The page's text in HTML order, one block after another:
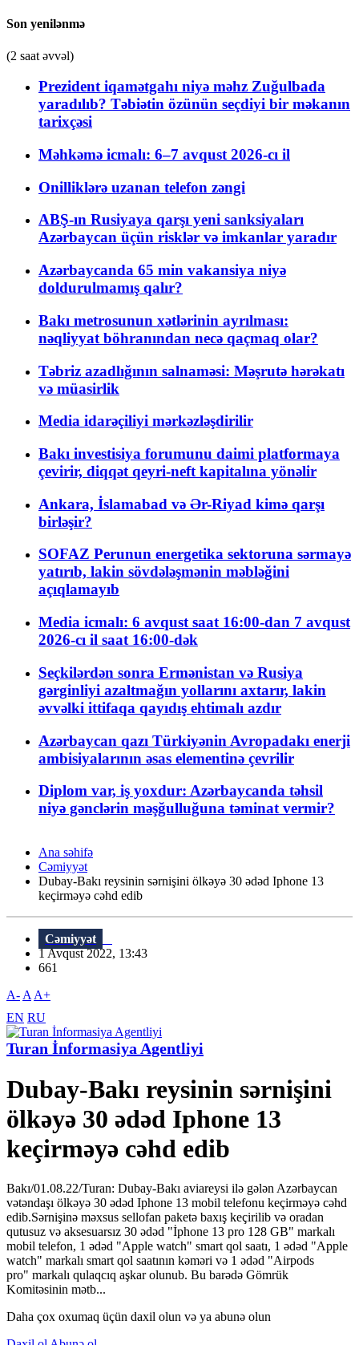
Son yenilənmə
(2 saat əvvəl)
Prezident iqamətgahı niyə məhz Zuğulbada
yaradılıb? Təbiətin özünün seçdiyi bir məkanın
tarixçəsi
Məhkəmə icmalı: 6–7 avqust 2026-cı il
Onilliklərə uzanan telefon zəngi
ABŞ-ın Rusiyaya qarşı yeni sanksiyaları
Azərbaycan üçün risklər və imkanlar yaradır
Azərbaycanda 65 min vakansiya niyə
doldurulmamış qalır?
Bakı metrosunun xətlərinin ayrılması:
nəqliyyat böhranından necə qaçmaq olar?
Təbriz azadlığının salnaməsi: Məşrutə hərəkatı
və müasirlik
Media idarəçiliyi mərkəzləşdirilir
Bakı investisiya forumunu daimi platformaya
çevirir, diqqət qeyri-neft kapitalına yönəlir
Ankara, İslamabad və Ər-Riyad kimə qarşı
birləşir?
SOFAZ Perunun energetika sektoruna sərmayə
yatırıb, lakin sövdələşmənin məbləğini
açıqlamayıb
Media icmalı: 6 avqust saat 16:00-dan 7 avqust
2026-cı il saat 16:00-dək
Seçkilərdən sonra Ermənistan və Rusiya
gərginliyi azaltmağın yollarını axtarır, lakin
əvvəlki ittifaqa qayıdış ehtimalı azdır
Azərbaycan qazı Türkiyənin Avropadakı enerji
ambisiyalarının əsas elementinə çevrilir
Diplom var, iş yoxdur: Azərbaycanda təhsil
niyə gənclərin məşğulluğuna təminat vermir?
Ana səhifə
Cəmiyyət
Dubay-Bakı reysinin sərnişini ölkəyə 30 ədəd Iphone 13
keçirməyə cəhd edib
Cəmiyyət
1 Avqust 2022, 13:43
661
A- A A+
EN RU
Turan İnformasiya Agentliyi
Dubay-Bakı reysinin sərnişini
ölkəyə 30 ədəd Iphone 13
keçirməyə cəhd edib
Bakı/01.08.22/Turan: Dubay-Bakı aviareysi ilə gələn Azərbaycan
vətəndaşı ölkəyə 30 ədəd Iphone 13 mobil telefonu keçirməyə cəhd
edib.Sərnişinə məxsus sellofan paketə baxış keçirilib və oradan
qutusuz və aksesuarsız 30 ədəd "İphone 13 pro 128 GB" markalı
mobil telefon, 1 ədəd "Apple watch" smart qol saatı, 1 ədəd "Apple
watch" markalı smart qol saatının kəməri və 1 ədəd "Airpods
pro" markalı qulaqcıq aşkar olunub. Bu barədə Gömrük
Komitəsinin mətb...
Daha çox oxumaq üçün daxil olun və ya abunə olun